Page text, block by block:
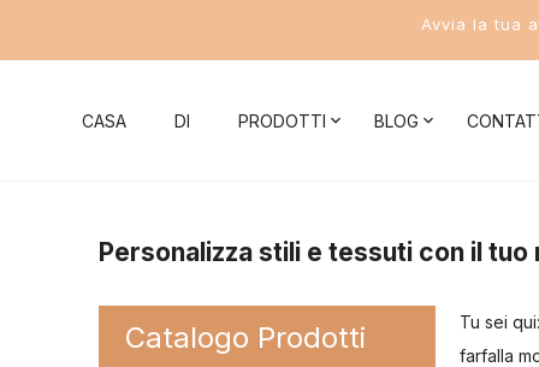
Avvia la tua
CASA DI PRODOTTI
Costumi da bagno donna
Costume intero
BLOG
Notizie aziendali
Conoscenza del
Personalizza stili e tessuti con il
Catalogo Prodotti Tu sei qui:
farfalla